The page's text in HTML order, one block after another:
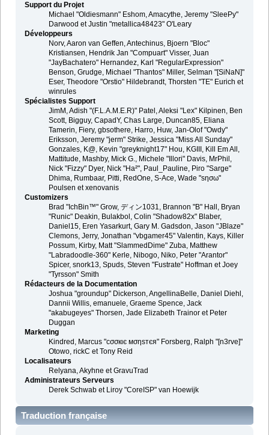
Support du Projet
Michael "Oldiesmann" Eshom, Amacythe, Jeremy "SleePy"
Darwood et Justin "metallica48423" O'Leary
Développeurs
Norv, Aaron van Geffen, Antechinus, Bjoern "Bloc"
Kristiansen, Hendrik Jan "Compuart" Visser, Juan
"JayBachatero" Hernandez, Karl "RegularExpression"
Benson, Grudge, Michael "Thantos" Miller, Selman "[SiNaN]"
Eser, Theodore "Orstio" Hildebrandt, Thorsten "TE" Eurich et
winrules
Spécialistes Support
JimM, Adish "(F.L.A.M.E.R)" Patel, Aleksi "Lex" Kilpinen, Ben
Scott, Bigguy, CapadY, Chas Large, Duncan85, Eliana
Tamerin, Fiery, gbsothere, Harro, Huw, Jan-Olof "Owdy"
Eriksson, Jeremy "jerm" Strike, Jessica "Miss All Sunday"
Gonzales, K@, Kevin "greyknight17" Hou, KGIII, Kill Em All,
Mattitude, Mashby, Mick G., Michele "Illori" Davis, MrPhil,
Nick "Fizzy" Dyer, Nick "Ha²", Paul_Pauline, Piro "Sarge"
Dhima, Rumbaar, Pitti, RedOne, S-Ace, Wade "sησω"
Poulsen et xenovanis
Customizers
Brad "IchBin™" Grow, ディン1031, Brannon "B" Hall, Bryan
"Runic" Deakin, Bulakbol, Colin "Shadow82x" Blaber,
Daniel15, Eren Yasarkurt, Gary M. Gadsdon, Jason "JBlaze"
Clemons, Jerry, Jonathan "vbgamer45" Valentin, Kays, Killer
Possum, Kirby, Matt "SlammedDime" Zuba, Matthew
"Labradoodle-360" Kerle, Nibogo, Niko, Peter "Arantor"
Spicer, snork13, Spuds, Steven "Fustrate" Hoffman et Joey
"Tyrsson" Smith
Rédacteurs de la Documentation
Joshua "groundup" Dickerson, AngellinaBelle, Daniel Diehl,
Dannii Willis, emanuele, Graeme Spence, Jack
"akabugeyes" Thorsen, Jade Elizabeth Trainor et Peter
Duggan
Marketing
Kindred, Marcus "cσσкιє мσηѕтєя" Forsberg, Ralph "[n3rve]"
Otowo, rickC et Tony Reid
Localisateurs
Relyana, Akyhne et GravuTrad
Administrateurs Serveurs
Derek Schwab et Liroy "CoreISP" van Hoewijk
Traduction française